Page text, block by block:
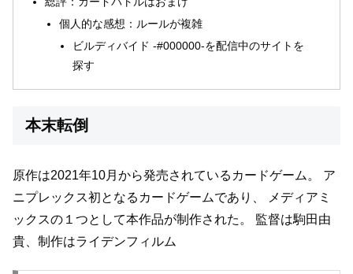
個人的な感想：ルールが複雑
ビルディバイド -#000000-を配信中のサイトを
探す
本末転倒
原作は2021年10月から発売されているカードゲーム。
ア
ニプレックス初となるカードゲームであり、
メディアミ
ックスの１つとして本作品が制作された。
監督は駒田由
貴、制作はライデンフィルム